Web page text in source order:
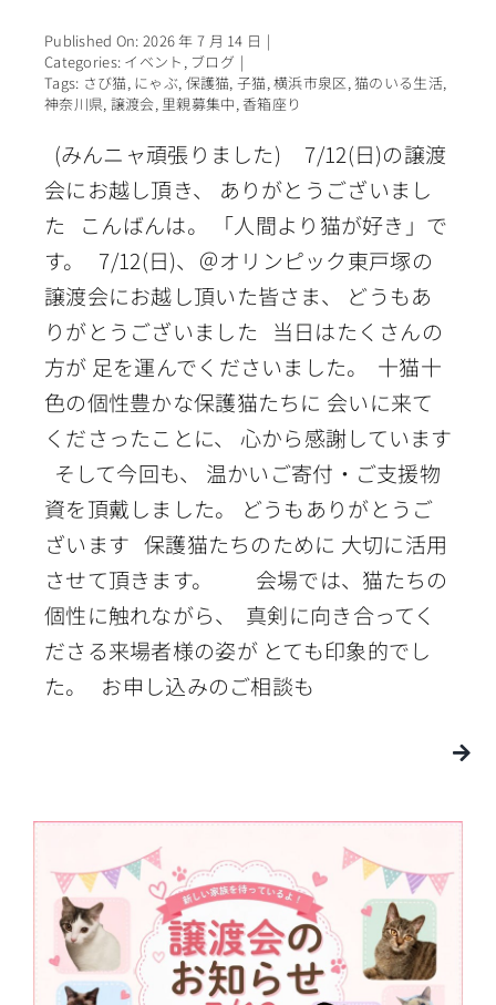
Published On: 2026 年 7 月 14 日 |
Categories: イベント , ブログ |
Tags: さび猫, にゃぶ, 保護猫,子猫,横浜市泉区,猫のいる生活,
神奈川県, 譲渡会, 里親募集中,香箱座り
(みんニャ頑張りました) 7/12(日)の譲渡
会にお越し頂き、 ありがとうございまし
た こんばんは。 「人間より猫が好き」で
す。 7/12(日)、＠オリンピック東戸塚の
譲渡会にお越し頂いた皆さま、 どうもあ
りがとうございました 当日はたくさんの
方が 足を運んでくださいました。 十猫十
色の個性豊かな保護猫たちに 会いに来て
くださったことに、 心から感謝しています
そして今回も、 温かいご寄付・ご支援物
資を頂戴しました。 どうもありがとうご
ざいます 保護猫たちのために 大切に活用
させて頂きます。 会場では、猫たちの
個性に触れながら、 真剣に向き合ってく
ださる来場者様の姿が とても印象的でし
た。 お申し込みのご相談も